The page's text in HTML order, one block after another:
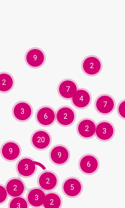
9
7
5
6
20
7
9
9
6
3
2
3
3
2 3
2
3
2
2
2
4
2